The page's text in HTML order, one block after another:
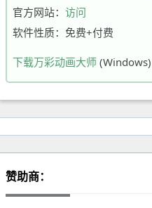
官方网站： 访问
软件性质：免费+付费
下载万彩动画大师
赞助商：